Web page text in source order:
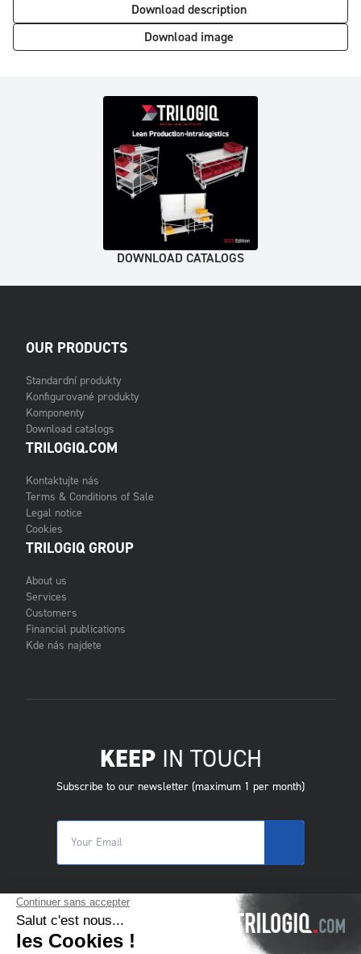
Download description
Download image
DOWNLOAD CATALOGS
OUR PRODUCTS
Standardní produkty
Konfigurované produkty
Komponenty
Download catalogs
TRILOGIQ.COM
Kontaktujte nás
Terms & Conditions of Sale
Legal notice
Cookies
TRILOGIQ GROUP
About us
Services
Customers
Financial publications
Kde nás najdete
KEEPIN TOUCH
Subscribe to our newsletter (maximum 1 per month)